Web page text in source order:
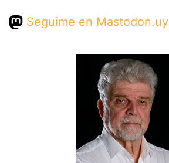
Seguime en Mastodon.uy